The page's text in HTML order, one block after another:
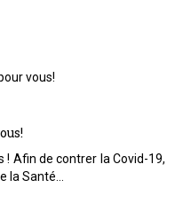
! Afin de contrer la Covid-19,
la Santé…